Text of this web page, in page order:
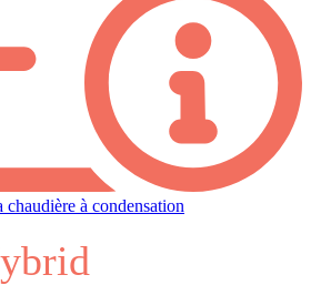
chaudière à condensation